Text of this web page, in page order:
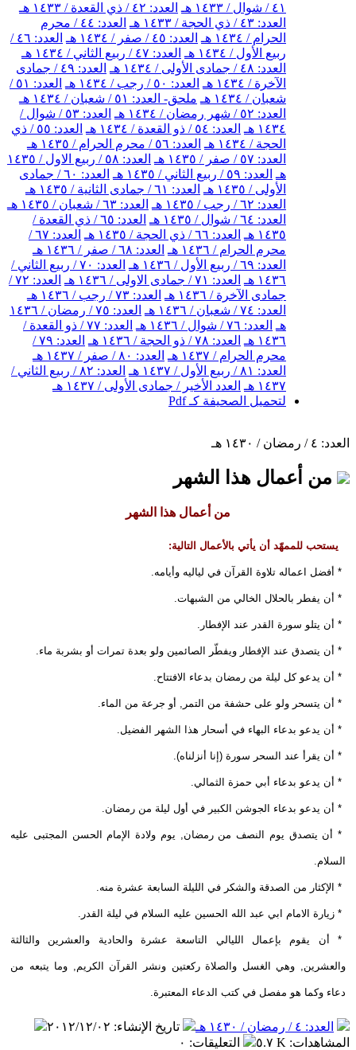
٤١ / شوال / ١٤٣٣ هـ
العدد: ٤٢ / ذي القعدة / ١٤٣٣ هـ
العدد: ٤٣ / ذي الحجة / ١٤٣٣ هـ
العدد: ٤٤ / محرم
الحرام / ١٤٣٤ هـ
العدد: ٤٥ / صفر / ١٤٣٤ هـ
العدد: ٤٦ /
ربيع الأول / ١٤٣٤ هـ
العدد: ٤٧ / ربيع الثاني / ١٤٣٤ هـ
العدد: ٤٨ / جمادى الأولى / ١٤٣٤ هـ
العدد: ٤٩ / جمادى
الآخرة / ١٤٣٤ هـ
العدد: ٥٠ / رجب / ١٤٣٤ هـ
العدد: ٥١ /
شعبان / ١٤٣٤ هـ
ملحق- العدد: ٥١ / شعبان / ١٤٣٤ هـ
العدد: ٥٢ / شهر رمضان / ١٤٣٤ هـ
العدد: ٥٣ / شوال /
١٤٣٤ هـ
العدد: ٥٤ / ذو القعدة / ١٤٣٤ هـ
العدد: ٥٥ / ذي
الحجة / ١٤٣٤ هـ
العدد: ٥٦ / محرم الحرام / ١٤٣٥ هـ
العدد: ٥٧ / صفر / ١٤٣٥ هـ
العدد: ٥٨ / ربيع الاول / ١٤٣٥
هـ العدد: ٥٩ / ربيع الثاني / ١٤٣٥ هـ
العدد: ٦٠ / جمادى
الأولى / ١٤٣٥ هـ
العدد: ٦١ / جمادى الثانية / ١٤٣٥ هـ
العدد: ٦٢ / رجب / ١٤٣٥ هـ
العدد: ٦٣ / شعبان / ١٤٣٥ هـ
العدد: ٦٤ / شوال / ١٤٣٥ هـ
العدد: ٦٥ / ذي القعدة /
١٤٣٥ هـ
العدد: ٦٦ / ذي الحجة / ١٤٣٥ هـ
العدد: ٦٧ /
محرم الحرام / ١٤٣٦ هـ
العدد: ٦٨ / صفر / ١٤٣٦ هـ
العدد: ٦٩ / ربيع الأول / ١٤٣٦ هـ
العدد: ٧٠ / ربيع الثاني /
١٤٣٦ هـ
العدد: ٧١ / جمادى الاولى / ١٤٣٦ هـ
العدد: ٧٢ /
جمادى الآخرة / ١٤٣٦ هـ
العدد: ٧٣ / رجب / ١٤٣٦ هـ
العدد: ٧٤ / شعبان / ١٤٣٦ هـ
العدد: ٧٥ / رمضان / ١٤٣٦
هـ العدد: ٧٦ / شوال / ١٤٣٦ هـ
العدد: ٧٧ / ذو القعدة /
١٤٣٦ هـ
العدد: ٧٨ / ذو الحجة / ١٤٣٦ هـ
العدد: ٧٩ /
محرم الحرام / ١٤٣٧ هـ
العدد: ٨٠ / صفر / ١٤٣٧ هـ
العدد: ٨١ / ربيع الأول / ١٤٣٧ هـ
العدد: ٨٢ / ربيع الثاني /
١٤٣٧ هـ
العدد الأخير / جمادى الأولى / ١٤٣٧ هـ
لتحميل الصحيفة كـ Pdf
العدد: ٤ / رمضان / ١٤٣٠ هـ
من أعمال هذا الشهر
من أعمال هذا الشهر
يستحب للممهّد أن يأتي بالأعمال التالية:
* أفضل اعماله تلاوة القرآن في لياليه وأيامه.
* أن يفطر بالحلال الخالي من الشبهات.
* أن يتلو سورة القدر عند الإفطار.
* أن يتصدق عند الإفطار ويفطّر الصائمين ولو بعدة تمرات أو بشربة ماء.
* أن يدعو كل ليلة من رمضان بدعاء الافتتاح.
* أن يتسحر ولو على حشفة من التمر, أو جرعة من الماء.
* أن يدعو بدعاء البهاء في أسحار هذا الشهر الفضيل.
* أن يقرأ عند السحر سورة (إنا أنزلناه).
* أن يدعو بدعاء أبي حمزة الثمالي.
* أن يدعو بدعاء الجوشن الكبير في أول ليلة من رمضان.
* أن يتصدق يوم النصف من رمضان, يوم ولادة الإمام الحسن المجتبى عليه
السلام.
* الإكثار من الصدقة والشكر في الليلة السابعة عشرة منه.
* زيارة الامام ابي عبد الله الحسين عليه السلام في ليلة القدر.
* أن يقوم بإعمال الليالي التاسعة عشرة والحادية والعشرين والثالثة
والعشرين, وهي الغسل والصلاة ركعتين ونشر القرآن الكريم, وما يتبعه من
دعاء وكما هو مفصل في كتب الدعاء المعتبرة.
العدد: ٤ / رمضان / ١٤٣٠ هـ تاريخ الإنشاء: ٢٠١٢/١٢/٠٢
المشاهدات: ٥.٧ K التعليقات: ٠